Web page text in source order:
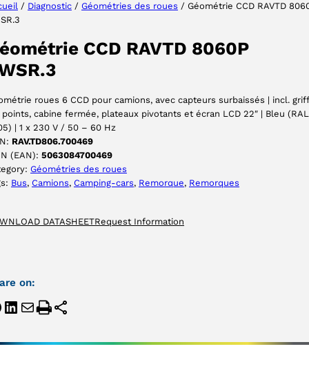
/ Diagnostic / Géométries des roues / Géométrie CCD RAVTD
CCD RAVTD 8060P
roues 6 CCD pour camions, avec capteurs surbaissés | incl.
points, cabine fermée, plateaux pivotants et écran LCD 22″ | Bleu (RAL
| 1 x 230 V / 50 – 60 Hz
RAV.TD806.700469
(EAN): 5063084700469
Géométries des roues
Bus, Camions, Camping-cars, Remorque, Remorques
DATASHEETRequest Information
on:
ACCEPTER